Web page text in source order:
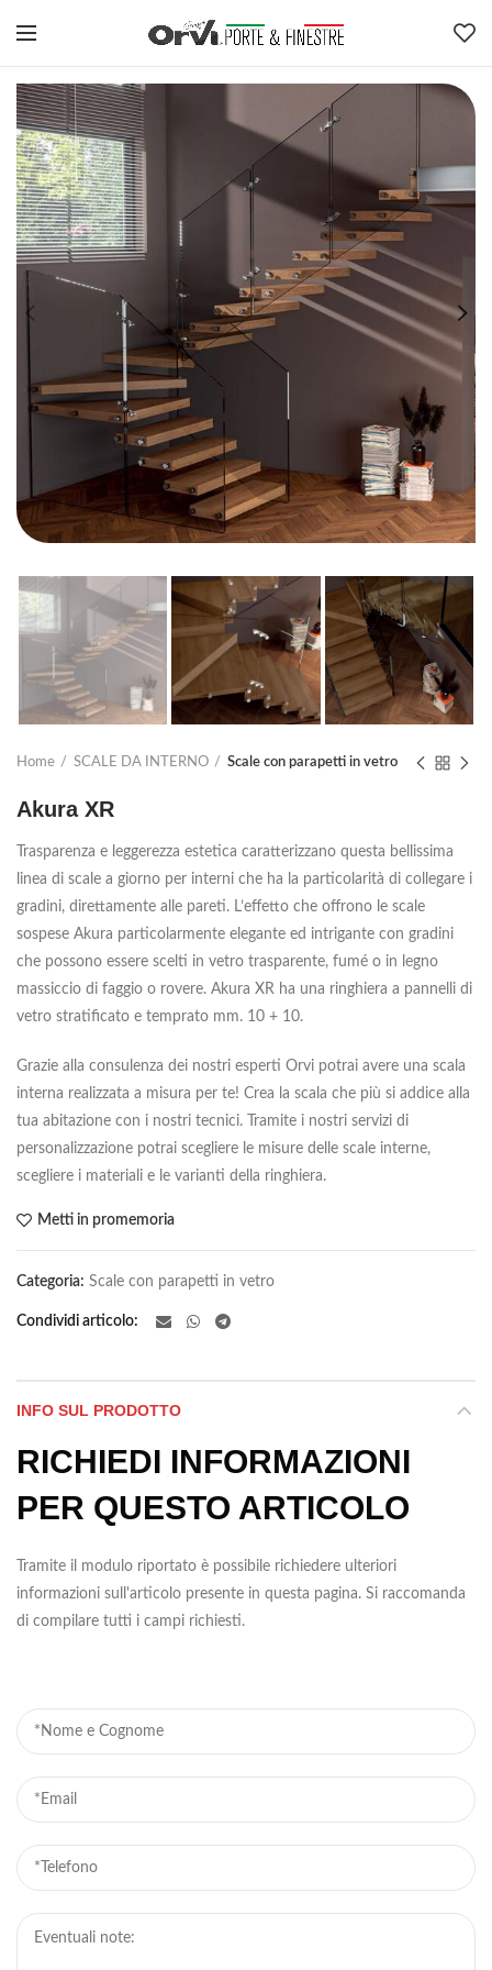
Home SCALE DA INTERNO Scale con parapetti in vetro
Akura XR
Trasparenza e leggerezza estetica caratterizzano questa bellissima
linea di scale a giorno per interni che ha la particolarità di collegare i
gradini, direttamente alle pareti. L’effetto che offrono le scale
sospese Akura particolarmente elegante ed intrigante con gradini
che possono essere scelti in vetro trasparente, fumé o in legno
massiccio di faggio o rovere. Akura XR ha una ringhiera a pannelli di
vetro stratificato e temprato mm. 10 + 10.
Grazie alla consulenza dei nostri esperti Orvi potrai avere una scala
interna realizzata a misura per te! Crea la scala che più si addice alla
tua abitazione con i nostri tecnici. Tramite i nostri servizi di
personalizzazione potrai scegliere le misure delle scale interne,
scegliere i materiali e le varianti della ringhiera.
Metti in promemoria
Categoria: Scale con parapetti in vetro
Condividi articolo
INFO SUL PRODOTTO
RICHIEDI INFORMAZIONI
PER QUESTO ARTICOLO
Tramite il modulo riportato è possibile richiedere ulteriori
informazioni sull'articolo presente in questa pagina. Si raccomanda
di compilare tutti i campi richiesti.